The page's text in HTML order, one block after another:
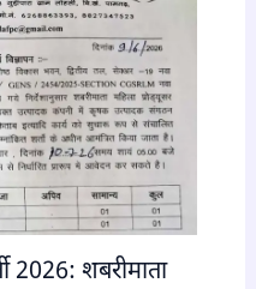
2026: शबरीमाता